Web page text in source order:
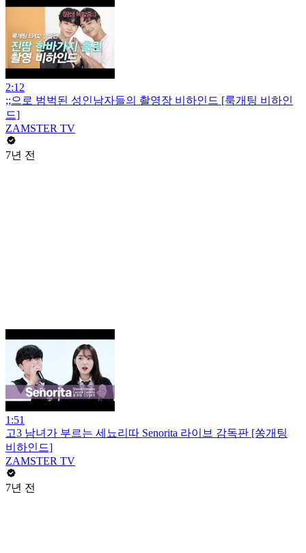
2:12
;;으로 범벅된 성인남자들의 촬영장 비하인드 [룩개팅 비하인
드]
ZAMSTER TV
7년 전
1:51
고3 남녀가 부르는 세뇨리따 Senorita 라이브 감독판 [쏭개팅
비하인드]
ZAMSTER TV
7년 전